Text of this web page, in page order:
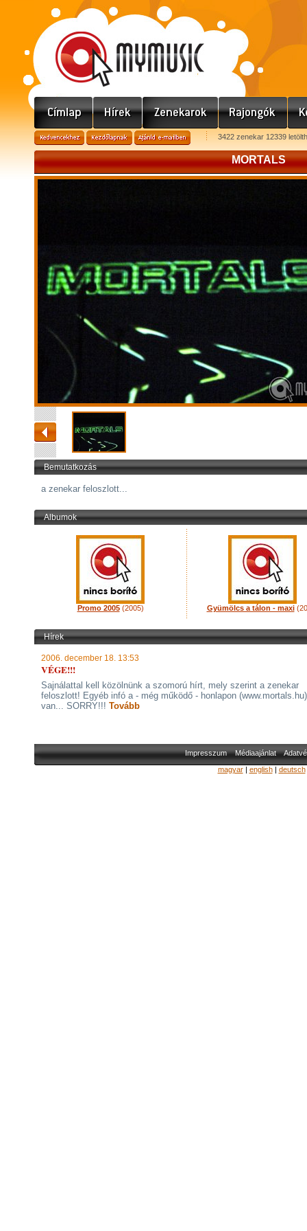
3422 zenekar 12339
MORTALS
Bemutatkozás
a zenekar feloszlott...
Albumok
Promo 2005(2005) Gyümölcs a tálon - maxi
Hírek
2006. december 18. 13:53
VÉGE!!!
Sajnálattal kell közölnünk a szomorú hírt, mely szerint a zenekar
feloszlott! Egyéb infó a - még működő - honlapon
van... SORRY!!! Tovább
Impresszum Médiaajánlat
magyar| english| deutsch